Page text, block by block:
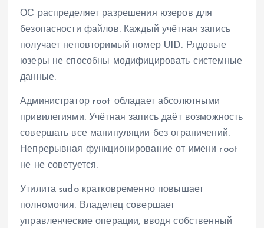
ОС распределяет разрешения юзеров для
безопасности файлов. Каждый учётная запись
получает неповторимый номер UID. Рядовые
юзеры не способны модифицировать системные
данные.
Администратор root обладает абсолютными
привилегиями. Учётная запись даёт возможность
совершать все манипуляции без ограничений.
Непрерывная функционирование от имени root
не не советуется.
Утилита sudo кратковременно повышает
полномочия. Владелец совершает
управленческие операции, вводя собственный